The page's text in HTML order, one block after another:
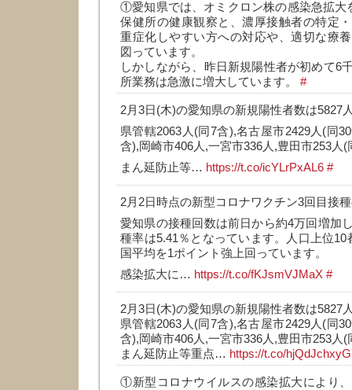
①愛知県では、オミクロン株の感染急拡大
保健所の健康観察と、濃厚接触者の特定
重症化しやすい方への対応や、適切な療
図っています。
しかしながら、昨日新規陽性者が初めて6
所業務は急激に増大しています。 #
2月3日(木)の愛知県の新規陽性者数は5827
県管轄2063人(同7含),名古屋市2429人(同
含),岡崎市406人,一宮市336人,豊田市253人(
まん延防止等… https://t.co/icYLrPxAL6 #
2月2日時点の新型コロナワクチン3回目接
愛知県の接種回数は前日から約4万回増加
種率は5.41％となっています。人口上位10
国平均を1ポイント強上回っています。
感染拡大に… https://t.co/fKJsmVJMaX #
2月3日(木)の愛知県の新規陽性者数は5827
県管轄2063人(同7含),名古屋市2429人(同
含),岡崎市406人,一宮市336人,豊田市253人(
まん延防止等重点… https://t.co/hjQdJchxyG
①新型コロナウイルスの感染拡大により